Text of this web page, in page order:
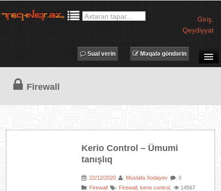
Giriş
Qeydiyyat
MƏQALƏLƏR
PROQRAMLAR
IT LÜĞƏT
Məqalə göndərin
Sual verin
Firewall
Kerio Control – Ümumi
tanışlıq
:22/12/2020 : Mustafa Xodayev : 0
: Firewall : Firewall kerio control 14567